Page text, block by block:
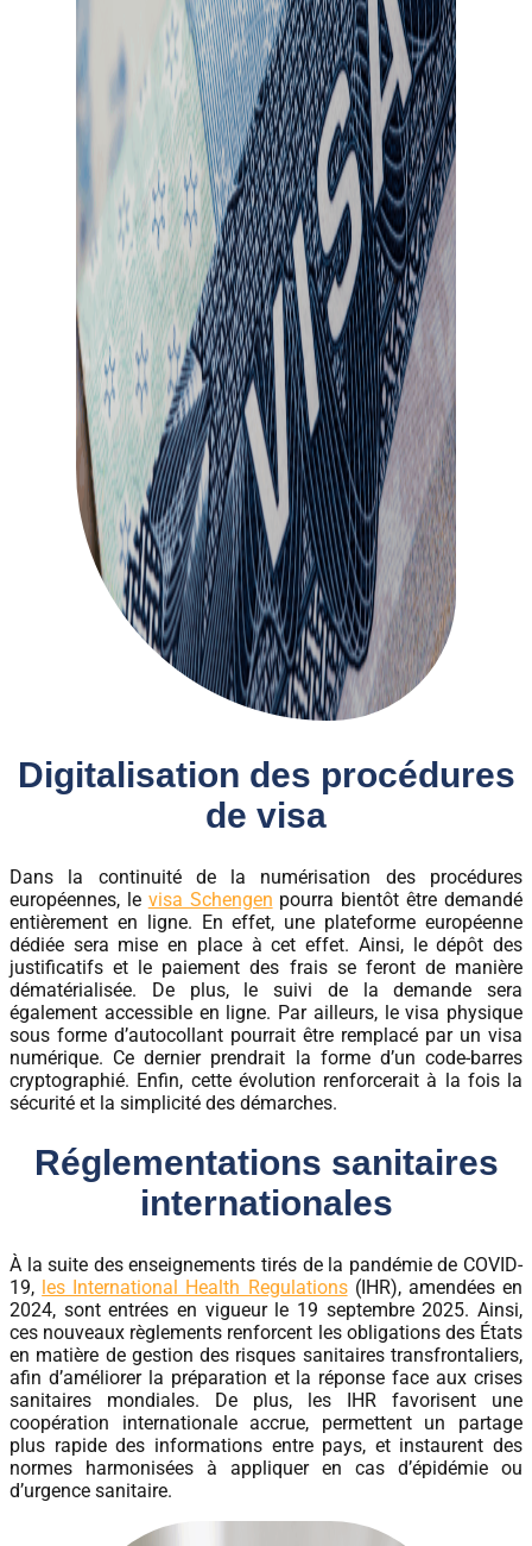
Digitalisation des procédures
de visa
Dans la continuité de la numérisation des procédures
européennes, le visa Schengen pourra bientôt être demandé
entièrement en ligne. En effet, une plateforme européenne
dédiée sera mise en place à cet effet. Ainsi, le dépôt des
justificatifs et le paiement des frais se feront de manière
dématérialisée. De plus, le suivi de la demande sera
également accessible en ligne. Par ailleurs, le visa physique
sous forme d’autocollant pourrait être remplacé par un visa
numérique. Ce dernier prendrait la forme d’un code-barres
cryptographié. Enfin, cette évolution renforcerait à la fois la
sécurité et la simplicité des démarches.
Réglementations sanitaires
internationales
À la suite des enseignements tirés de la pandémie de COVID-
19, les International Health Regulations(IHR), amendées en
2024, sont entrées en vigueur le 19 septembre 2025. Ainsi,
ces nouveaux règlements renforcent les obligations des États
en matière de gestion des risques sanitaires transfrontaliers,
afin d’améliorer la préparation et la réponse face aux crises
sanitaires mondiales. De plus, les IHR favorisent une
coopération internationale accrue, permettent un partage
plus rapide des informations entre pays, et instaurent des
normes harmonisées à appliquer en cas d’épidémie ou
d’urgence sanitaire.